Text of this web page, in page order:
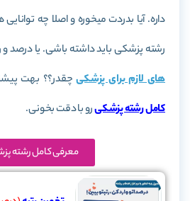
داره. آیا بدردت میخوره و اصلا چه
رشته پزشکی باید داشته باشی. یا درصد و
های لازم برای پزشکی چقدر؟؟ بهت
کامل رشته پزشکیرو با دقت بخونی.
معرفی کامل رشته